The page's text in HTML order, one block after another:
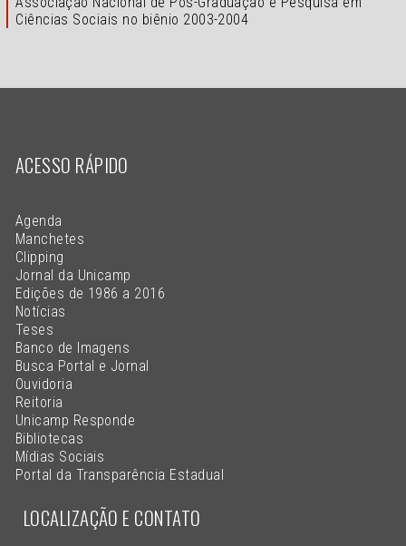
Ciências Sociais no biênio 2003-2004
ACESSO RÁPIDO
Agenda
Manchetes
Clipping
Jornal da Unicamp
Edições de 1986 a 2016
Notícias
Teses
Banco de Imagens
Busca Portal e Jornal
Ouvidoria
Reitoria
Unicamp Responde
Bibliotecas
Mídias Sociais
Portal da Transparência Estadual
LOCALIZAÇÃO E CONTATO